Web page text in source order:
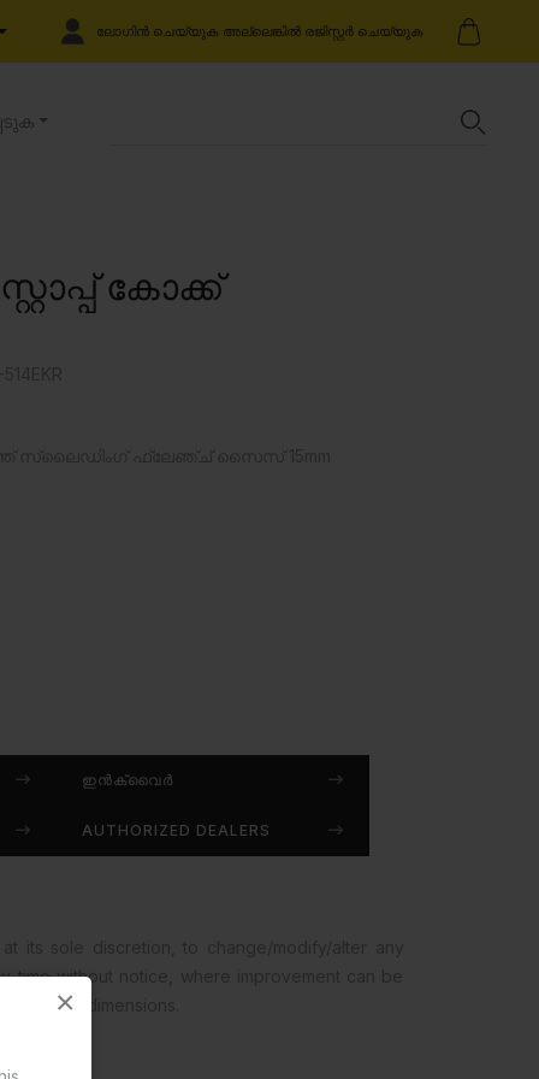
×
ലോഗിൻ ചെയ്യുക അല്ലെങ്കിൽ രജിസ്റ്റർ ചെയ്യുക
കോക്ക്
ഇൻക്വൈർ
AUTHORIZED DEALERS
time without notice, where improvement can be
and dimensions.